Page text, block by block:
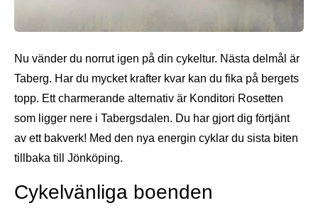
Nu vänder du norrut igen på din cykeltur. Nästa delmål är
Taberg. Har du mycket krafter kvar kan du fika på bergets
topp. Ett charmerande alternativ är Konditori Rosetten
som ligger nere i Tabergsdalen. Du har gjort dig förtjänt
av ett bakverk! Med den nya energin cyklar du sista biten
tillbaka till Jönköping.
Cykelvänliga boenden